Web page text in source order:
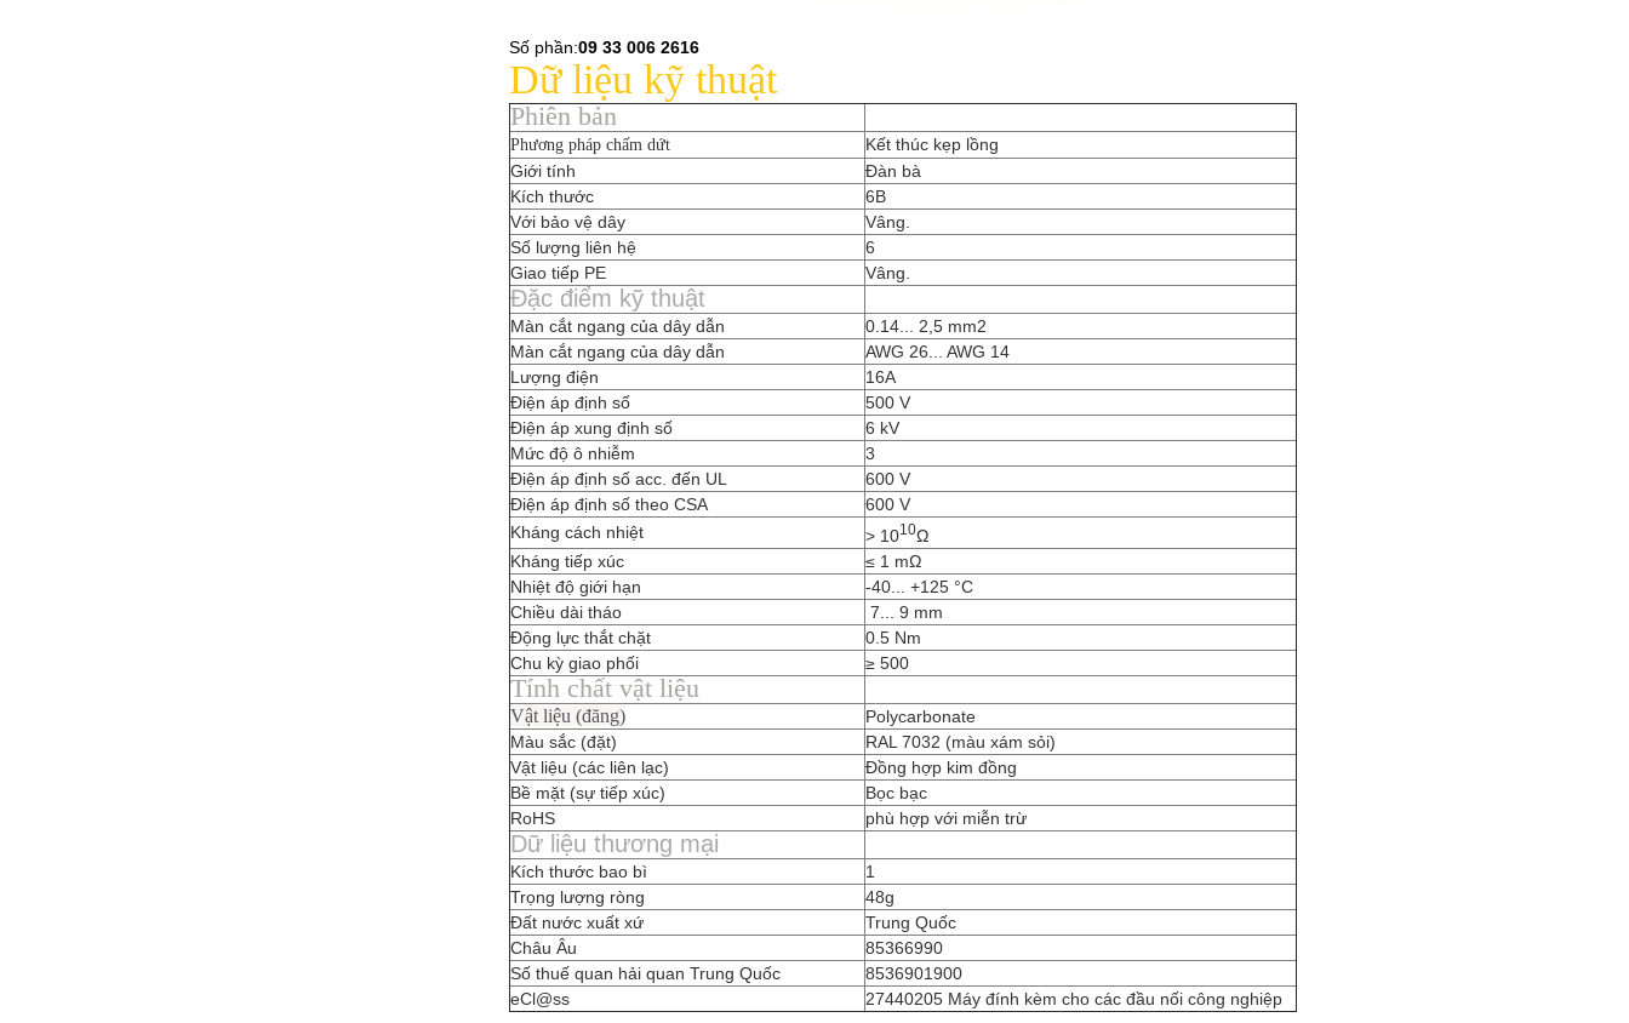
Số phần:09 33 006 2616
Dữ liệu kỹ thuật
Phiên bản
Phương pháp chấm dứt
Kết thúc kẹp lồng
Giới tính
Đàn bà
Kích thước
6B
Với bảo vệ dây
Vâng.
Số lượng liên hệ
6
Giao tiếp PE
Vâng.
Đặc điểm kỹ thuật
Màn cắt ngang của dây dẫn
0.14... 2,5 mm2
Màn cắt ngang của dây dẫn
AWG 26... AWG 14
Lượng điện
16A
Điện áp định số
500 V
Điện áp xung định số
6 kV
Mức độ ô nhiễm
3
Điện áp định số acc. đến UL
600 V
Điện áp định số theo CSA
600 V
Kháng cách nhiệt
> 1010Ω
Kháng tiếp xúc
≤ 1 mΩ
Nhiệt độ giới hạn
-40... +125 °C
Chiều dài tháo
7... 9 mm
Động lực thắt chặt
0.5 Nm
Chu kỳ giao phối
≥ 500
Tính chất vật liệu
Vật liệu (đăng)
Polycarbonate
Màu sắc (đặt)
RAL 7032 (màu xám sỏi)
Vật liệu (các liên lạc)
Đồng hợp kim đồng
Bề mặt (sự tiếp xúc)
Bọc bạc
RoHS
phù hợp với miễn trừ
Dữ liệu thương mại
Kích thước bao bì
1
Trọng lượng ròng
48g
Đất nước xuất xứ
Trung Quốc
Châu Âu
85366990
Số thuế quan hải quan Trung Quốc
8536901900
eCl@ss
27440205 Máy đính kèm cho các đầu nối công nghiệp